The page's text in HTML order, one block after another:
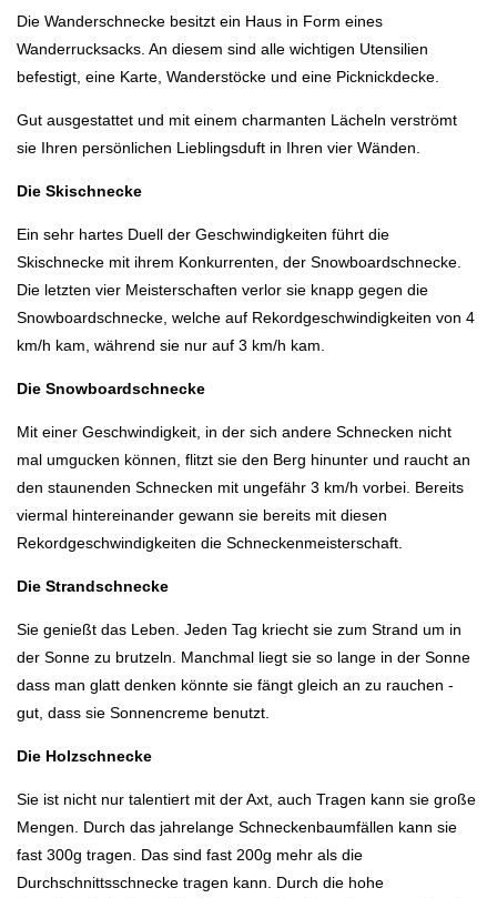
Die Wanderschnecke besitzt ein Haus in Form eines
Wanderrucksacks. An diesem sind alle wichtigen Utensilien
befestigt, eine Karte, Wanderstöcke und eine Picknickdecke.
Gut ausgestattet und mit einem charmanten Lächeln verströmt
sie Ihren persönlichen Lieblingsduft in Ihren vier Wänden.
Die Skischnecke
Ein sehr hartes Duell der Geschwindigkeiten führt die
Skischnecke mit ihrem Konkurrenten, der Snowboardschnecke.
Die letzten vier Meisterschaften verlor sie knapp gegen die
Snowboardschnecke, welche auf Rekordgeschwindigkeiten von 4
km/h kam, während sie nur auf 3 km/h kam.
Die Snowboardschnecke
Mit einer Geschwindigkeit, in der sich andere Schnecken nicht
mal umgucken können, flitzt sie den Berg hinunter und raucht an
den staunenden Schnecken mit ungefähr 3 km/h vorbei. Bereits
viermal hintereinander gewann sie bereits mit diesen
Rekordgeschwindigkeiten die Schneckenmeisterschaft.
Die Strandschnecke
Sie genießt das Leben. Jeden Tag kriecht sie zum Strand um in
der Sonne zu brutzeln. Manchmal liegt sie so lange in der Sonne
dass man glatt denken könnte sie fängt gleich an zu rauchen -
gut, dass sie Sonnencreme benutzt.
Die Holzschnecke
Sie ist nicht nur talentiert mit der Axt, auch Tragen kann sie große
Mengen. Durch das jahrelange Schneckenbaumfällen kann sie
fast 300g tragen. Das sind fast 200g mehr als die
Durchschnittsschnecke tragen kann. Durch die hohe